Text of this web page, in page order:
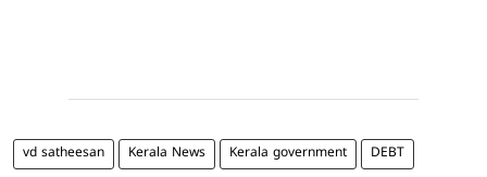
vd satheesan Kerala News Kerala government DEBT